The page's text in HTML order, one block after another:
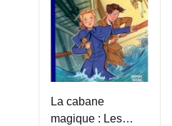
La cabane
magique : Les